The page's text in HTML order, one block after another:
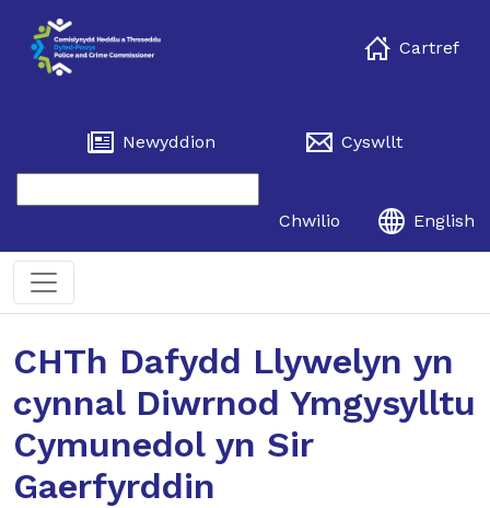
Cartref
Newyddion Cyswllt
Chwilio English
CHTh Dafydd Llywelyn yn
cynnal Diwrnod Ymgysylltu
Cymunedol yn Sir
Gaerfyrddin